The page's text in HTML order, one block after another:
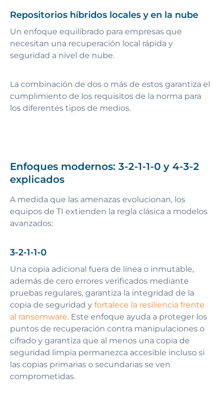
Repositorios híbridos locales y en la nube
Un enfoque equilibrado para empresas que
necesitan una recuperación local rápida y
seguridad a nivel de nube.
La combinación de dos o más de estos garantiza el
cumplimiento de los requisitos de la norma para
los diferentes tipos de medios.
Enfoques modernos: 3-2-1-1-0 y 4-3-2
explicados
A medida que las amenazas evolucionan, los
equipos de TI extienden la regla clásica a modelos
avanzados:
3-2-1-1-0
Una copia adicional fuera de línea o inmutable,
además de cero errores verificados mediante
pruebas regulares, garantiza la integridad de la
copia de seguridad y fortalece la resiliencia frente
al ransomware. Este enfoque ayuda a proteger los
puntos de recuperación contra manipulaciones o
cifrado y garantiza que al menos una copia de
seguridad limpia permanezca accesible incluso si
las copias primarias o secundarias se ven
comprometidas.